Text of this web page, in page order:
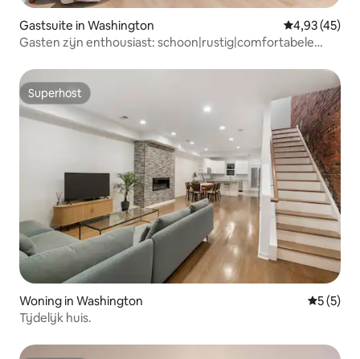
Gastsuite in Washington Gemiddelde
4,93 (45)
Gasten zijn enthousiast: schoon|rustig|comfortabele
Superhost
Superhost
Woning in Washington
5 (5)
Tijdelijk huis.